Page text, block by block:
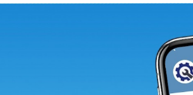
3 702 просмотров
Всем привет! Если вам вдруг понадобилось